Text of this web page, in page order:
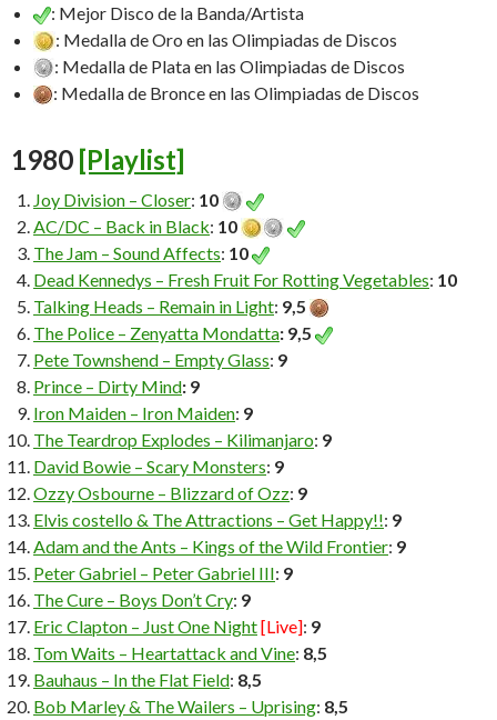
: Mejor Disco de la Banda/Artista
: Medalla de Oro en las Olimpiadas de Discos
: Medalla de Plata en las Olimpiadas de Discos
: Medalla de Bronce en las Olimpiadas de Discos
1980 [Playlist]
Joy Division – Closer: 10
AC/DC – Back in Black: 10
The Jam – Sound Affects: 10
Dead Kennedys – Fresh Fruit For Rotting Vegetables: 10
Talking Heads – Remain in Light: 9,5
The Police – Zenyatta Mondatta: 9,5
Pete Townshend – Empty Glass: 9
Prince – Dirty Mind: 9
Iron Maiden – Iron Maiden: 9
The Teardrop Explodes – Kilimanjaro: 9
David Bowie – Scary Monsters: 9
Ozzy Osbourne – Blizzard of Ozz: 9
Elvis costello & The Attractions – Get Happy!!: 9
Adam and the Ants – Kings of the Wild Frontier: 9
Peter Gabriel – Peter Gabriel III: 9
The Cure – Boys Don’t Cry: 9
Eric Clapton – Just One Night[Live]: 9
Tom Waits – Heartattack and Vine: 8,5
Bauhaus – In the Flat Field: 8,5
Bob Marley & The Wailers – Uprising: 8,5